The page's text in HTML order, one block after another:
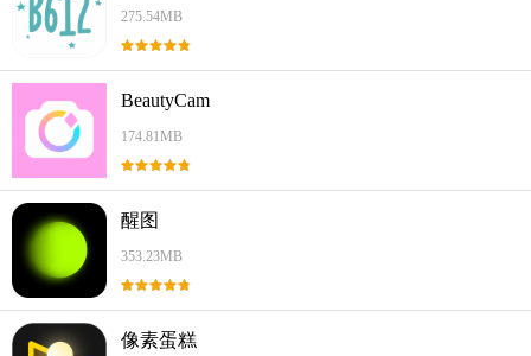
275.54MB
BeautyCam
174.81MB
醒图
353.23MB
像素蛋糕